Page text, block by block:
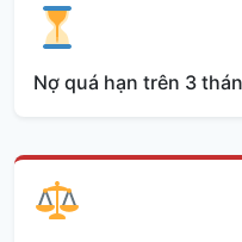
Nợ quá hạn trên 3